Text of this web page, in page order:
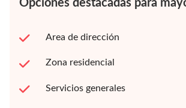
Opciones destacadas para
Area de dirección
Zona residencial
Servicios generales